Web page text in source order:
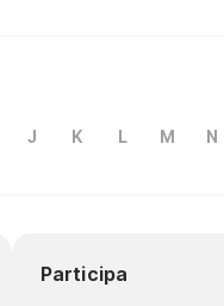
J K L M N
Participa